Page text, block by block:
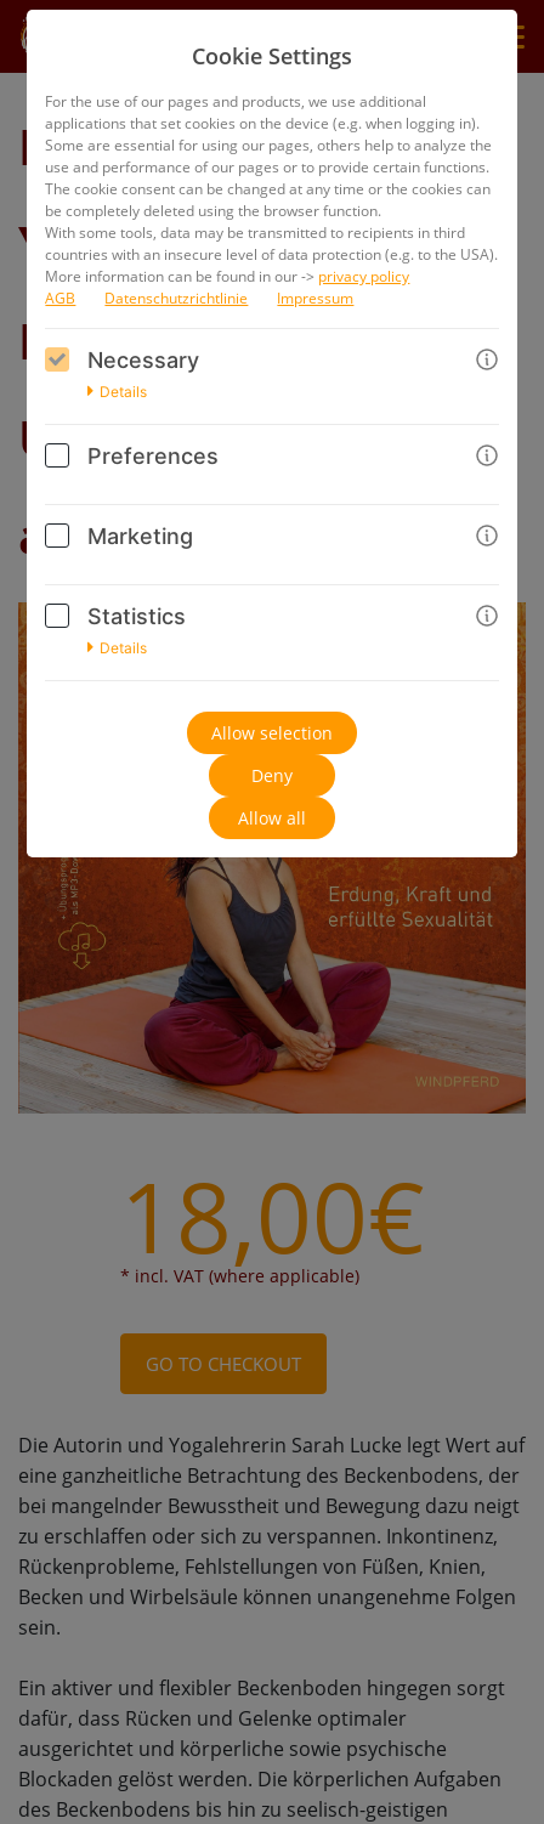
BECKENBODEN-
YOGA ENTSPANNT:
Buch mit
Übungsprogramm
als Audio-Download
18,00€
* incl. VAT (where applicable)
GO TO CHECKOUT
Die Autorin und Yogalehrerin Sarah Lucke legt Wert auf
eine ganzheitliche Betrachtung des Beckenbodens, der
bei mangelnder Bewusstheit und Bewegung dazu neigt
zu erschlaffen oder sich zu verspannen. Inkontinenz,
Rückenprobleme, Fehlstellungen von Füßen, Knien,
Becken und Wirbelsäule können unangenehme Folgen
sein.
Ein aktiver und flexibler Beckenboden hingegen sorgt
dafür, dass Rücken und Gelenke optimaler
ausgerichtet und körperliche sowie psychische
Blockaden gelöst werden. Die körperlichen Aufgaben
des Beckenbodens bis hin zu seelisch-geistigen
Cookie Settings
For the use of our pages and products, we use additional
applications that set cookies on the device (e.g. when logging in).
Some are essential for using our pages, others help to analyze the
use and performance of our pages or to provide certain functions.
The cookie consent can be changed at any time or the cookies can
be completely deleted using the browser function.
With some tools, data may be transmitted to recipients in third
countries with an insecure level of data protection (e.g. to the USA).
More information can be found in our -> privacy policy
AGB
Datenschutzrichtlinie Impressum
Necessary
Details
Preferences
Marketing
Statistics
Details
Allow selection
Deny
Allow all